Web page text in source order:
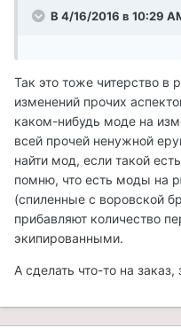
В 4/16/2016 в 10:29
Так это тоже читерство в
изменений прочих
каком-нибудь моде на
всей прочей ненужной
найти мод, если такой
помню, что есть моды на
(спиленные с воровской
прибавляют количество
экипированными.
А сделать что-то на